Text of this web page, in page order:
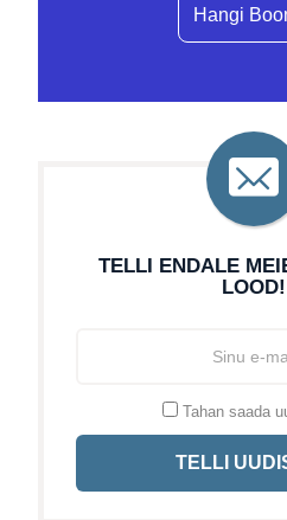
Hangi
TELLI ENDALE
LOOD!
Tahan saada
TELLI